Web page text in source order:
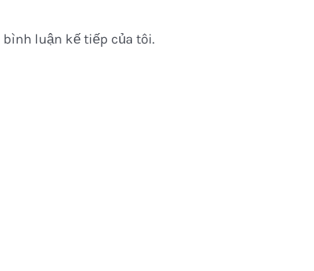
luận kế tiếp của tôi.